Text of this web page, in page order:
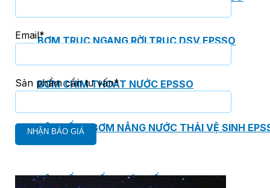
BƠM TRỤC NGANG RỜI TRỤC DSV EPSSO
BƠM CHÌM THOÁT NƯỚC EPSSO
HỆ THỐNG BƠM NÂNG NƯỚC THẢI VỆ SINH
HỆ THỐNG CẤP NƯỚC UỐNG EPSSO
Email*
Sản phẩm cần tư vấn*